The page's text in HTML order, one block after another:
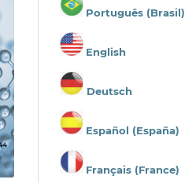
Português (Brasil)
English
Deutsch
Español (España)
Français (France)